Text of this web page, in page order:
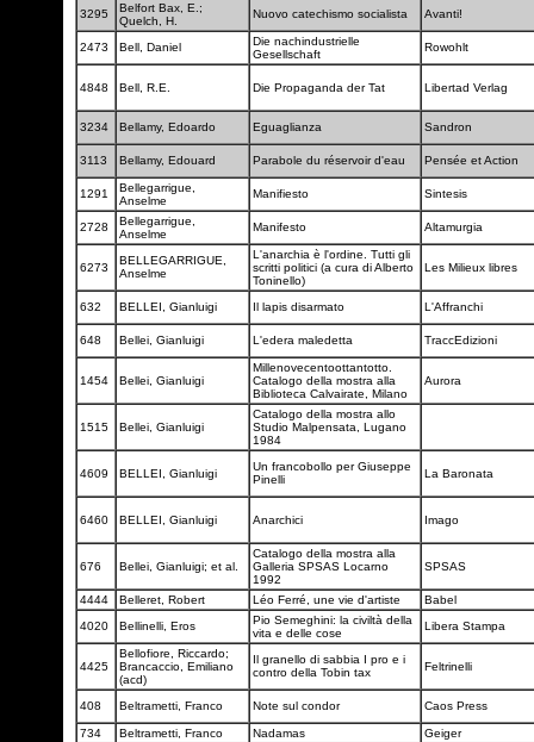
3295
Belfort Bax, E.;
Quelch, H.
Nuovo catechismo socialista Avanti!
2473 Bell, Daniel
Die nachindustrielle
Gesellschaft
Rowohlt
4848 Bell, R.E. Die Propaganda der Tat Libertad Verlag
3234 Bellamy, Edoardo Eguaglianza Sandron
3113 Bellamy, Edouard Parabole du réservoir d'eau Pensée et Action
1291
Bellegarrigue,
Anselme
Manifiesto Sintesis
2728
Bellegarrigue,
Anselme
Manifesto Altamurgia
6273
BELLEGARRIGUE,
Anselme
L'anarchia è l'ordine. Tutti gli
scritti politici (a cura di Alberto
Toninello)
Les Milieux libres
632 BELLEI, Gianluigi Il lapis disarmato L'Affranchi
648 Bellei, Gianluigi L'edera maledetta TraccEdizioni
1454 Bellei, Gianluigi
Millenovecentoottantotto.
Catalogo della mostra alla
Biblioteca Calvairate, Milano
Aurora
1515 Bellei, Gianluigi
Catalogo della mostra allo
Studio Malpensata, Lugano
1984
4609 BELLEI, Gianluigi
Un francobollo per Giuseppe
Pinelli
La Baronata
6460 BELLEI, Gianluigi Anarchici Imago
676 Bellei, Gianluigi; et al.
Catalogo della mostra alla
Galleria SPSAS Locarno
1992
SPSAS
4444 Belleret, Robert Léo Ferré, une vie d'artiste
Babel
4020
Bellinelli, Eros
Pio Semeghini: la civiltà della
vita e delle cose
Libera Stampa
4425
Bellofiore, Riccardo;
Brancaccio, Emiliano
(acd)
Il granello di sabbia I pro e i
contro della Tobin tax
Feltrinelli
408 Beltrametti, Franco Note sul condor Caos Press
734 Beltrametti, Franco Nadamas
Geiger